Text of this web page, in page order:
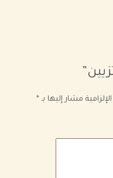
مشار إليها بـ *